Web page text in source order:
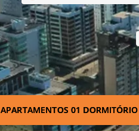
APARTAMENTOS 01 DORMITÓRIO